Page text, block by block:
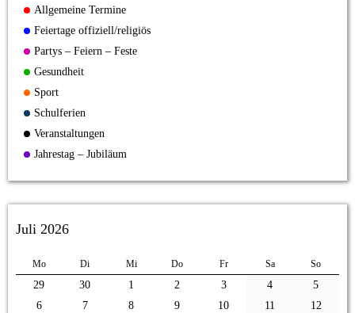
Allgemeine Termine
Feiertage offiziell/religiös
Partys – Feiern – Feste
Gesundheit
Sport
Schulferien
Veranstaltungen
Jahrestag – Jubiläum
Juli 2026
Mo Di Mi Do Fr Sa So
29 30 1 2 3 4
5
6
7 8 9 10 11
12